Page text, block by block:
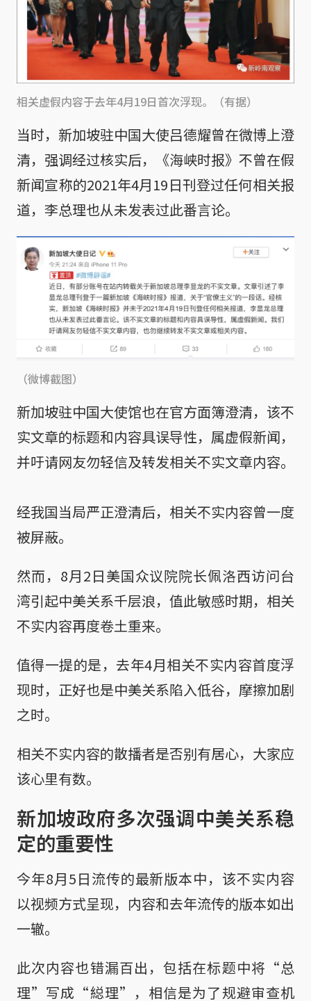
相关虚假内容于去年4月19日首次浮现。（有据）
当时，新加坡驻中国大使吕德耀曾在微博上澄
清，强调经过核实后，《海峡时报》不曾在假
新闻宣称的2021年4月19日刊登过任何相关报
道，李总理也从未发表过此番言论。
（微博截图）
新加坡驻中国大使馆也在官方面簿澄清，该不
实文章的标题和内容具误导性，属虚假新闻，
并吁请网友勿轻信及转发相关不实文章内容。
经我国当局严正澄清后，相关不实内容曾一度
被屏蔽。
然而，8月2日美国众议院院长佩洛西访问台
湾引起中美关系千层浪，值此敏感时期，相关
不实内容再度卷土重来。
值得一提的是，去年4月相关不实内容首度浮
现时，正好也是中美关系陷入低谷，摩擦加剧
之时。
相关不实内容的散播者是否别有居心，大家应
该心里有数。
新加坡政府多次强调中美关系稳
定的重要性
今年8月5日流传的最新版本中，该不实内容
以视频方式呈现，内容和去年流传的版本如出
一辙。
此次内容也错漏百出，包括在标题中将“总
理”写成“縂理”，相信是为了规避审查机